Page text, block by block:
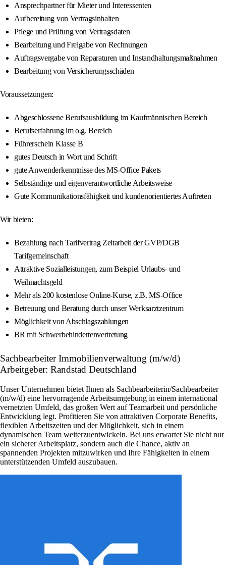
Ansprechpartner für Mieter und Interessenten
Aufbereitung von Vertragsinhalten
Pflege und Prüfung von Vertragsdaten
Bearbeitung und Freigabe von Rechnungen
Auftragsvergabe von Reparaturen und Instandhaltungsmaßnahmen
Bearbeitung von Versicherungsschäden
Voraussetzungen:
Abgeschlossene Berufsausbildung im Kaufmännischen Bereich
Berufserfahrung im o.g. Bereich
Führerschein Klasse B
gutes Deutsch in Wort und Schrift
gute Anwenderkenntnisse des MS-Office Pakets
Selbständige und eigenverantwortliche Arbeitsweise
Gute Kommunikationsfähigkeit und kundenorientiertes Auftreten
Wir bieten:
Bezahlung nach Tarifvertrag Zeitarbeit der GVP/DGB
Tarifgemeinschaft
Attraktive Sozialleistungen, zum Beispiel Urlaubs- und
Weihnachtsgeld
Mehr als 200 kostenlose Online-Kurse, z.B. MS-Office
Betreuung und Beratung durch unser Werksarztzentrum
Möglichkeit von Abschlagszahlungen
BR mit Schwerbehindertenvertretung
Sachbearbeiter Immobilienverwaltung (m/w/d)
Arbeitgeber: Randstad Deutschland
Unser Unternehmen bietet Ihnen als Sachbearbeiterin/Sachbearbeiter
(m/w/d) eine hervorragende Arbeitsumgebung in einem international
vernetzten Umfeld, das großen Wert auf Teamarbeit und persönliche
Entwicklung legt. Profitieren Sie von attraktiven Corporate Benefits,
flexiblen Arbeitszeiten und der Möglichkeit, sich in einem
dynamischen Team weiterzuentwickeln. Bei uns erwartet Sie nicht nur
ein sicherer Arbeitsplatz, sondern auch die Chance, aktiv an
spannenden Projekten mitzuwirken und Ihre Fähigkeiten in einem
unterstützenden Umfeld auszubauen.